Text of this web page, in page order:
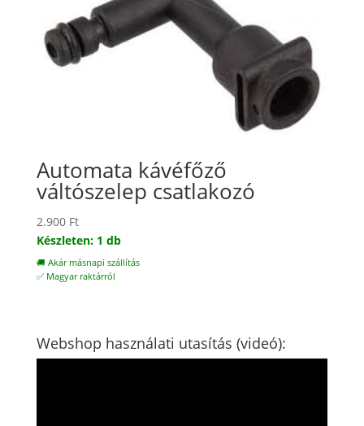
Automata kávéfőző
váltószelep csatlakozó
2.900 Ft
Készleten: 1 db
🚚 Akár másnapi szállítás
✅ Magyar raktárról
Webshop használati utasítás (videó):